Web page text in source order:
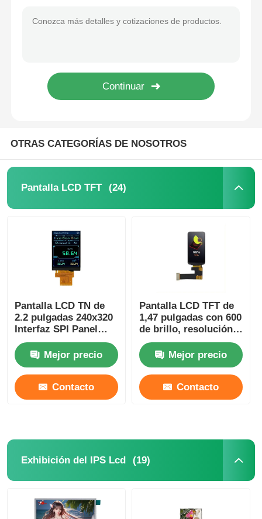
Módulo de la exhibición de OLED
El panel de la pantalla LCD táctil
Pantalla de papel electrónico
Pantalla LCD monocromática
Módulo del LCD del DIENTE
Exhibición de STN LCD
Módulo de encargo de la exhibición del lcd
OTRAS CATEGORÍAS DE NOSOTROS
Pantalla LCD TFT (24)
Pantalla LCD TN de
2.2 pulgadas 240x320
Interfaz SPI Panel
LCD TN de 180 Brillo
Mejor precio
Contacto
Pantalla LCD TFT de
1,47 pulgadas con 600
de brillo, resolución
de 172x320, interfaz
B2B de 24 pines
Mejor precio
Contacto
Exhibición del IPS Lcd (19)